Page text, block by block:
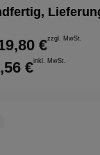
sorgt für
€zzgl. MwSt.
€inkl. MwSt.